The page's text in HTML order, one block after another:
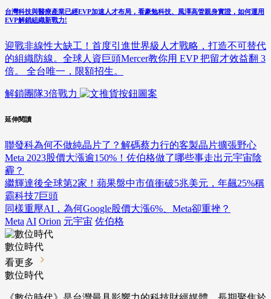
台灣科技與醫療產業已經EVP加速人才布局，看豪勉科技、風澤高管親身實證，如何運用
EVP解鎖組織新戰力!
迎戰非線性大缺工！首度引進世界級人才戰略，打造不可替代
的組織防線。全球人資巨頭Mercer教你用 EVP 把留才效益翻 3
倍。 全台唯一，限額招生。
解鎖團隊3倍戰力
延伸閱讀
聯發科為何不做純晶片了？解碼蔡力行的客製晶片擴張野心
Meta 2023股價大漲逾150%！佐伯格做了哪些事走出元宇宙陰
霾？
繼輝達後全球第2家！蘋果盤中市值衝破5兆美元，年飆25%稱
霸科技7巨頭
同樣重壓AI，為何Google股價大漲6%、Meta卻重挫？
Meta AI Orion 元宇宙 佐伯格
數位時代
看更多
數位時代